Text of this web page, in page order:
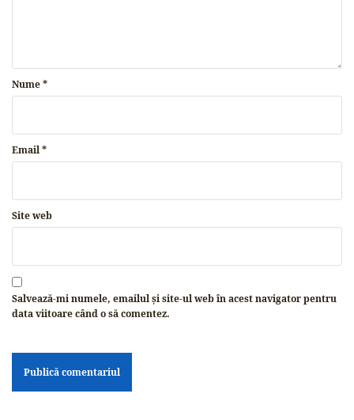
Nume*
Email*
Site web
Salvează-mi numele, emailul și site-ul web în acest navigator pentru
data viitoare când o să comentez.